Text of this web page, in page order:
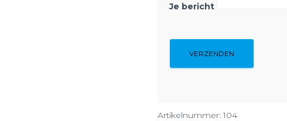
Je bericht
Artikelnummer:104